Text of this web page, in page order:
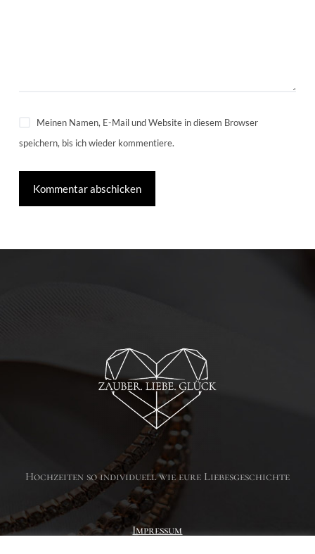
Meinen Namen, E-Mail und Website in diesem Browser
speichern, bis ich wieder kommentiere.
Kommentar abschicken
Hochzeiten so individuell wie eure Liebesgeschichte
Impressum